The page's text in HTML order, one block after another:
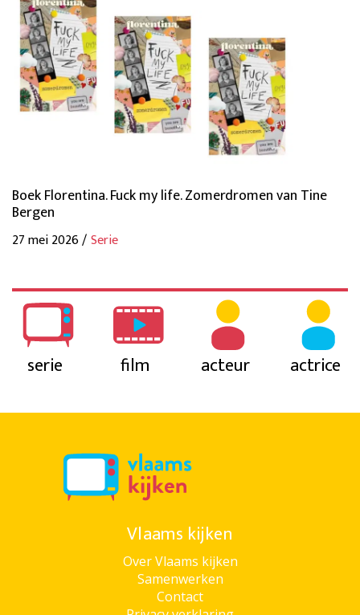
Boek Florentina. Fuck my life. Zomerdromen van Tine
Bergen
27 mei 2026 /Serie
serie film acteur actrice
Vlaams kijken
Over Vlaams kijken
Samenwerken
Contact